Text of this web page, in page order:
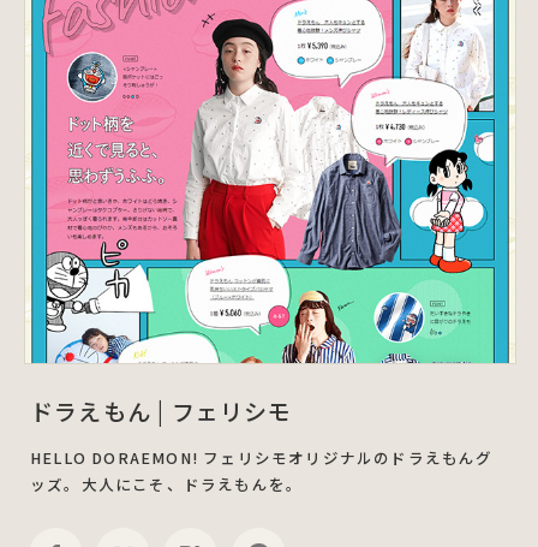
ドラえもん | フェリシモ
HELLO DORAEMON! フェリシモオリジナルのドラえもんグ
ッズ。大人にこそ、ドラえもんを。